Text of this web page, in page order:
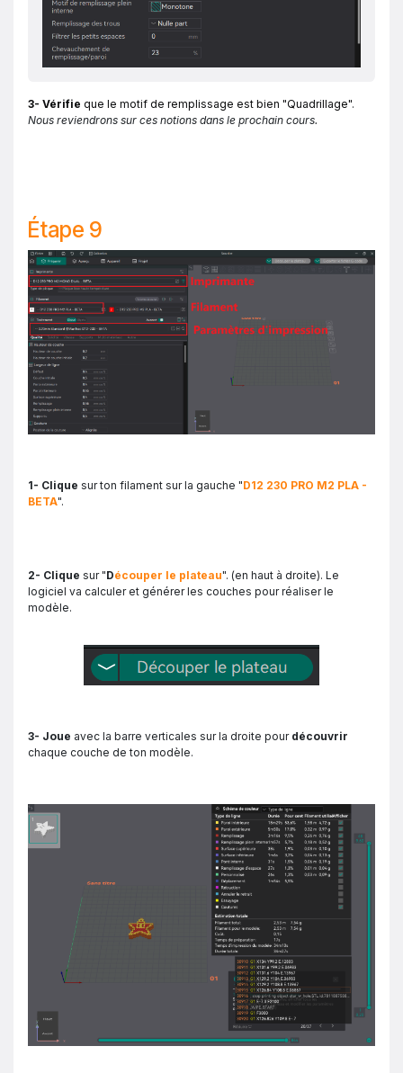
3- Vérifie que le motif de remplissage est bien "Quadrillage".
Nous reviendrons sur ces notions dans le prochain cours.
Étape 9
1- Clique sur ton filament sur la gauche "D12 230 PRO M2 PLA -
BETA".
2- Clique sur "Découper le plateau". (en haut à droite). Le
logiciel va calculer et générer les couches pour réaliser le
modèle.
3- Joue avec la barre verticales sur la droite pour découvrir
chaque couche de ton modèle.